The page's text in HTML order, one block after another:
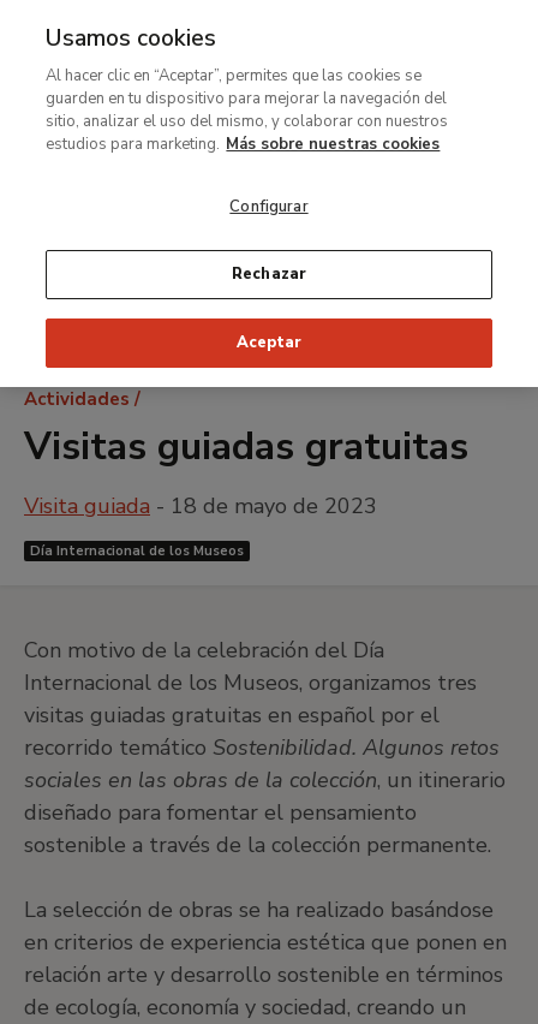
MENÚ
contenido
principal
Ruta
de
navegación
Actividades
Visitas guiadas gratuitas
Visita guiada - 18 de mayo de 2023
Día Internacional de los Museos
Con motivo de la celebración del Día
Internacional de los Museos, organizamos tres
visitas guiadas gratuitas en español por el
recorrido temático Sostenibilidad. Algunos retos
sociales en las obras de la colección, un itinerario
diseñado para fomentar el pensamiento
sostenible a través de la colección permanente.
La selección de obras se ha realizado basándose
en criterios de experiencia estética que ponen en
relación arte y desarrollo sostenible en términos
de ecología, economía y sociedad, creando un
Usamos cookies
Al hacer clic en “Aceptar”, permites que las cookies se
guarden en tu dispositivo para mejorar la navegación del
sitio, analizar el uso del mismo, y colaborar con nuestros
estudios para marketing. Más sobre nuestras cookies
Configurar
Rechazar
Aceptar